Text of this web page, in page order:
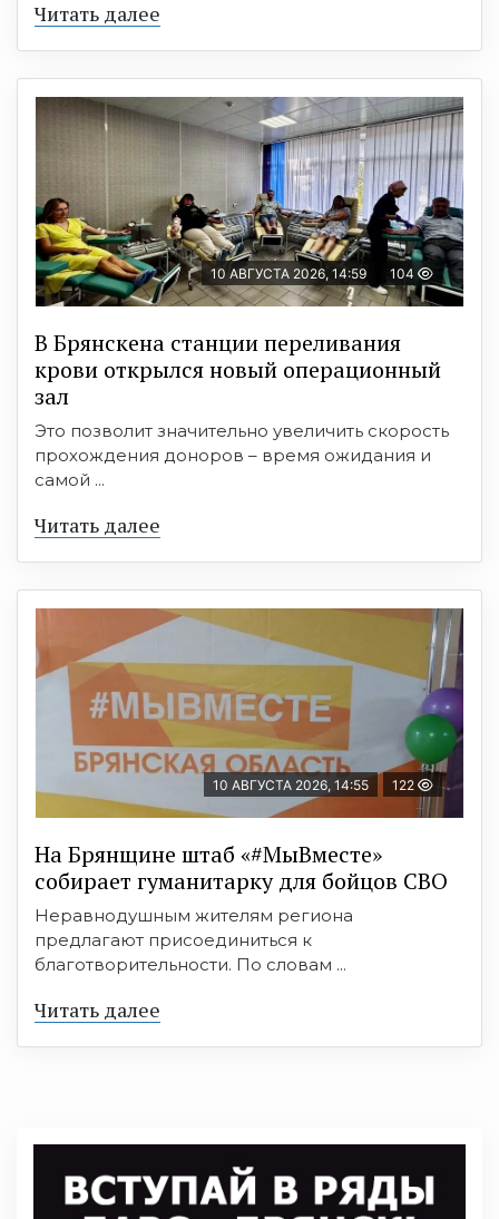
Читать далее
10 АВГУСТА 2026, 14:59 104
В Брянскена станции переливания
крови открылся новый операционный
зал
Это позволит значительно увеличить скорость
прохождения доноров – время ожидания и
самой ...
Читать далее
10 АВГУСТА 2026, 14:55 122
На Брянщине штаб «#МыВместе»
собирает гуманитарку для бойцов СВО
Неравнодушным жителям региона
предлагают присоединиться к
благотворительности. По словам ...
Читать далее